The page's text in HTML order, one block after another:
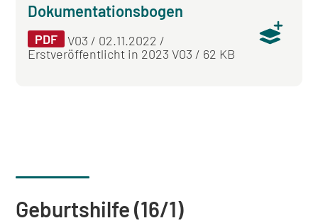
Dokumentationsbogen
PDF
V03 / 02.11.2022 /
Erstveröffentlicht in 2023 V03 / 62 KB
Geburtshilfe (16/1)